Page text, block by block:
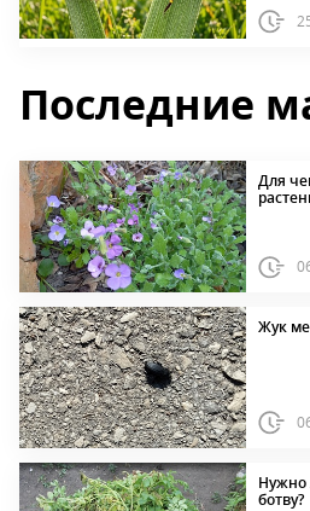
Последние
Для
Жук
Нужно
ботву?